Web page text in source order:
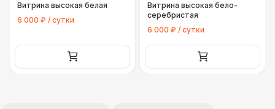
Витрина высокая белая
6 000 ₽ / сутки
Витрина высокая бело-
серебристая
6 000 ₽ / сутки